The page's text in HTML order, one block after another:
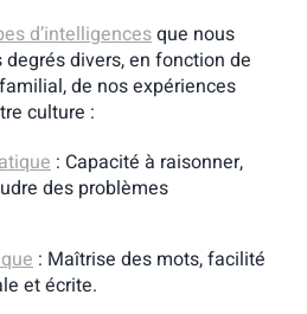
d’intelligencesque nous
divers, en fonction de
de nos expériences
culture :
: Capacité à raisonner,
des problèmes
: Maîtrise des mots, facilité
et écrite.